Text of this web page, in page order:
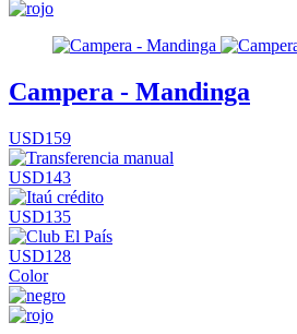
Campera - Mandinga
USD159
USD143
USD135
USD128
Color